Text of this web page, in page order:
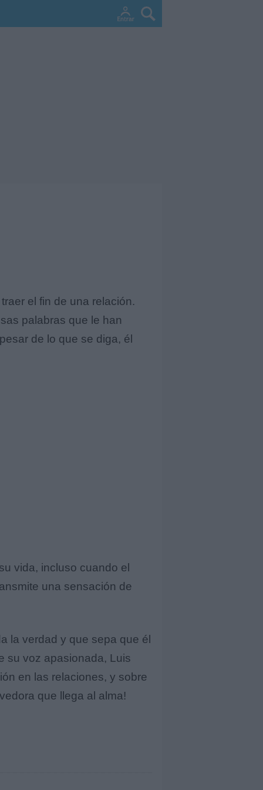
el fin de una relación.
palabras que le han
de lo que se diga, él
vida, incluso cuando el
una sensación de
la verdad y que sepa que él
su voz apasionada, Luis
en las relaciones, y sobre
que llega al alma!